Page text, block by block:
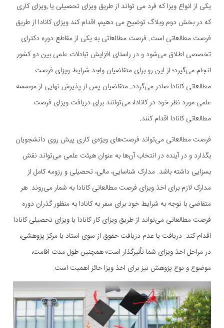
یکی از انواع ویزا که فرد می تواند از طریق ویزای تحصیلی یا ,ویزای کاری
که در بخش دوم وبلاگ توضیح می دهیم، اقدام کند ویزای کانادا از طریق
فرصت مطالعاتی است. فرصت مطالعاتی به یکی از مقاطع دوره دکترای
تخصصی اطلاق می‌شود و در راستای افزایش تبادلات علمی بین دو کشور
انجام می‌گیرد؛ از این رو برای متقاضیان واجد شرایط ویزای فرصت
مطالعاتی کانادا صادر می‌گردد. متقاضیان پس از پذیرش نهایی از موسسه
علمی مورد نظر خود در کانادا، می‌توانند برای دریافت ویزای فرصت
مطالعاتی کانادا اقدام کنند.
فرصت مطالعاتی می‌تواند فرصت‌های ویژه‌ی کاری پیش روی دانشجویان
بگذارد و در آینده در انتخاب آن‌ها به عنوان هیئت علمی می‌تواند نقش
بسزایی داشته باشد. مدارک شناسایی، مالی، تحصیلی و رزومه کامل از
مدارک لازم برای اخذ ویزای فرصت مطالعاتی کانادا به شمار می‌روند. هر
متقاضی با توجه به شرایط خود برای سفر به کانادا به منظور گذران دوره
فرصت مطالعاتی می‌تواند از طریق ویزای کار کانادا یا ویزای تحصیلی کانادا
اقدام کند. دریافت یا عدم دریافت حقوق از سوی استاد یا مرکز پژوهشی،
در مراحل اخذ ویزای شما تأثیرگذار است؛ همچنین طول مدت اقامت،
موضوع و نوع پژوهش نیز برای اخذ ویزا حائز اهمیت است.